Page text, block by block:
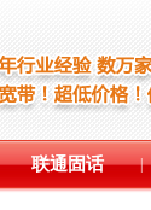
联通固话 |